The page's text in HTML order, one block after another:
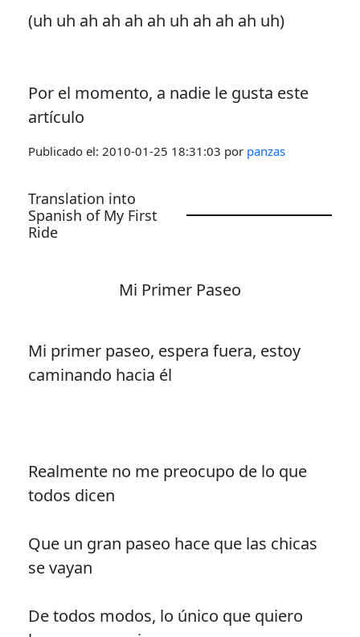
(uh uh ah ah ah ah uh ah ah ah uh)
Por el momento, a nadie le gusta este
artículo
Publicado el: 2010-01-25 18:31:03 por panzas
Translation into
Spanish of My First
Ride
Mi Primer Paseo
Mi primer paseo, espera fuera, estoy
caminando hacia él
Realmente no me preocupo de lo que
todos dicen
Que un gran paseo hace que las chicas
se vayan
De todos modos, lo único que quiero